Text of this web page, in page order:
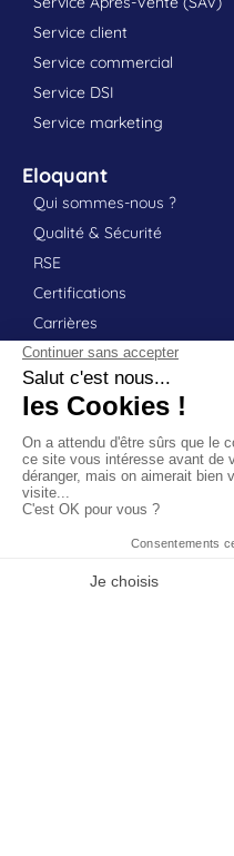
Service client
Service commercial
Service DSI
Service marketing
Eloquant
Qui sommes-nous ?
Qualité & Sécurité
RSE
Certifications
Carrières
Élément de liste
Ressources
Blog
Événements
Livres blancs
Parutions presse
Connecteurs
Microsoft Dynamics 365